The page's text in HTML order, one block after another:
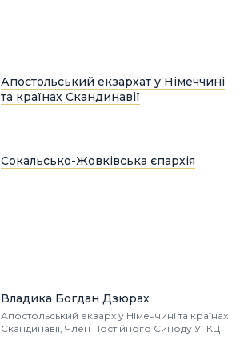
Апостольський екзархат у Німеччині
та країнах Скандинавії
Сокальсько-Жовківська єпархія
Владика Богдан Дзюрах
Апостольський екзарх у Німеччині та країнах
Скандинавії, Член Постійного Синоду УГКЦ